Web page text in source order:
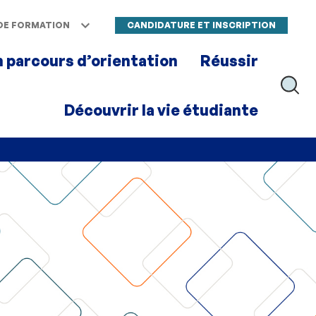
FORMATION CANDIDATURE ET INSCRIPTION
parcours d’orientation Réussir
Découvrir la vie étudiante